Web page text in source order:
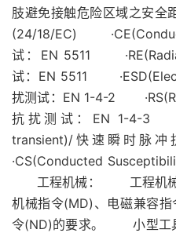
肢避免接触危险区域之安
(24/18/EC)
试：EN 5511
试：EN 5511
扰测试：EN 1-4-2
抗扰测试：EN 1-4-3
transient)/快速瞬时脉
·CS(Conducted
工程机械： 工程机械除
机械指令(MD)、电磁兼容
令(ND)的要求。 小型工